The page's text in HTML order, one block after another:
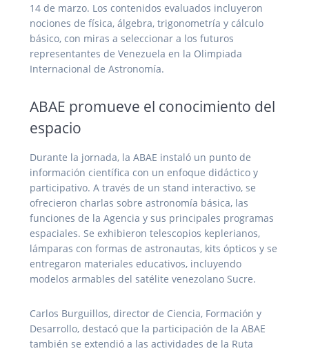
14 de marzo. Los contenidos evaluados incluyeron
nociones de física, álgebra, trigonometría y cálculo
básico, con miras a seleccionar a los futuros
representantes de Venezuela en la Olimpiada
Internacional de Astronomía.
ABAE promueve el conocimiento del
espacio
Durante la jornada, la ABAE instaló un punto de
información científica con un enfoque didáctico y
participativo. A través de un stand interactivo, se
ofrecieron charlas sobre astronomía básica, las
funciones de la Agencia y sus principales programas
espaciales. Se exhibieron telescopios keplerianos,
lámparas con formas de astronautas, kits ópticos y se
entregaron materiales educativos, incluyendo
modelos armables del satélite venezolano Sucre.
Carlos Burguillos, director de Ciencia, Formación y
Desarrollo, destacó que la participación de la ABAE
también se extendió a las actividades de la Ruta